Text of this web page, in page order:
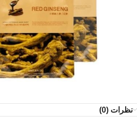
نظرات (0)